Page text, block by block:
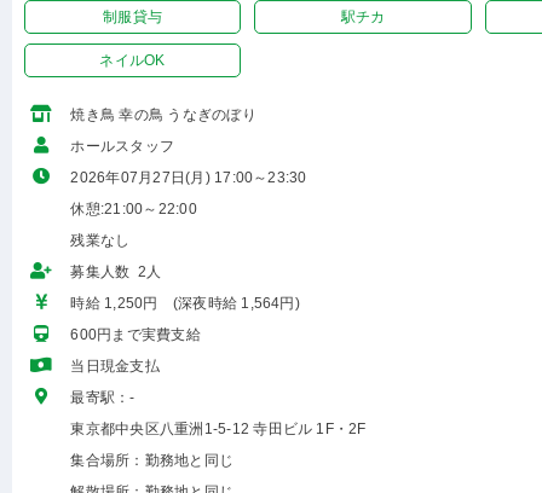
制服貸与 駅チカ
ネイルOK
焼き鳥 幸の鳥 うなぎのぼり
ホールスタッフ
2026年07月27日(月) 17:00～23:30
休憩:21:00～22:00
残業なし
募集人数 2人
時給 1,250円 (深夜時給 1,564円)
600円まで実費支給
当日現金支払
最寄駅：-
東京都中央区八重洲1-5-12 寺田ビル 1F・2F
集合場所：勤務地と同じ